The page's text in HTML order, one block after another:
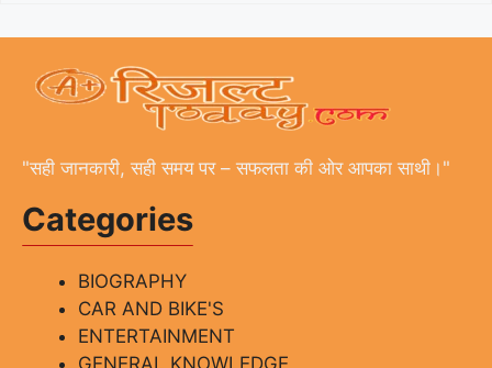
"सही जानकारी, सही समय पर – सफलता की ओर आपका साथी।"
Categories
BIOGRAPHY
CAR AND BIKE'S
ENTERTAINMENT
GENERAL KNOWLEDGE